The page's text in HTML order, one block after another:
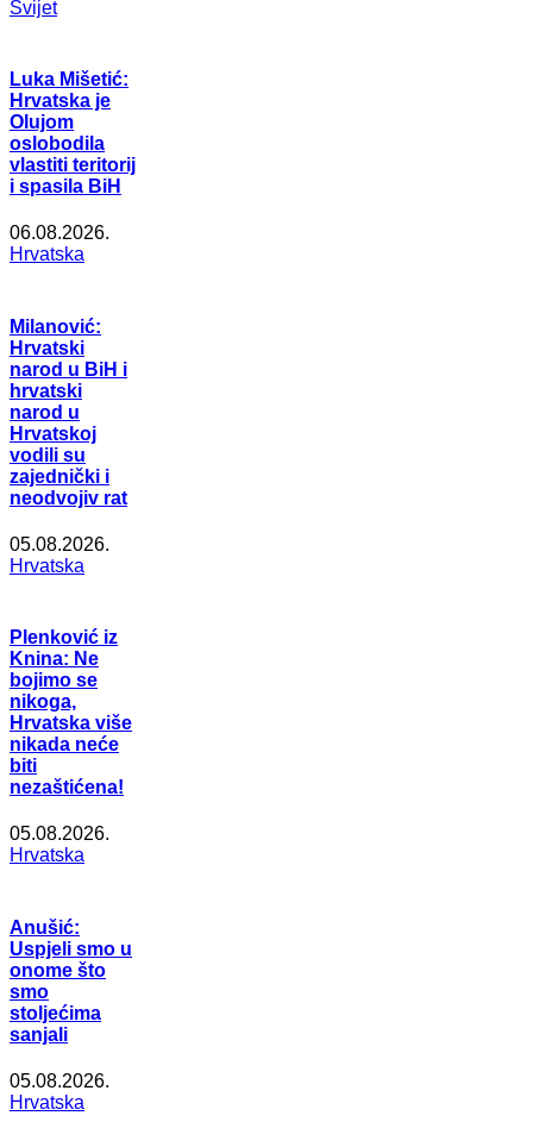
Svijet
Luka Mišetić:
Hrvatska je
Olujom
oslobodila
vlastiti teritorij
i spasila BiH
06.08.2026.
Hrvatska
Milanović:
Hrvatski
narod u BiH i
hrvatski
narod u
Hrvatskoj
vodili su
zajednički i
neodvojiv rat
05.08.2026.
Hrvatska
Plenković iz
Knina: Ne
bojimo se
nikoga,
Hrvatska više
nikada neće
biti
nezaštićena!
05.08.2026.
Hrvatska
Anušić:
Uspjeli smo u
onome što
smo
stoljećima
sanjali
05.08.2026.
Hrvatska